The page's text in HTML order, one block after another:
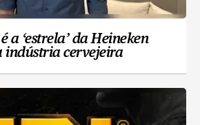
a ‘estrela’ da Heineken
indústria cervejeira